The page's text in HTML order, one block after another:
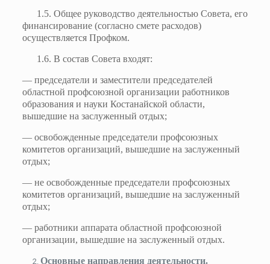
1.5. Общее руководство деятельностью Совета, его
финансирование (согласно смете расходов)
осуществляется Профком.
1.6. В состав Совета входят:
— председатели и заместители председателей
областной профсоюзной организации работников
образования и науки Костанайской области,
вышедшие на заслуженный отдых;
— освобожденные председатели профсоюзных
комитетов организаций, вышедшие на заслуженный
отдых;
— не освобожденные председатели профсоюзных
комитетов организаций, вышедшие на заслуженный
отдых;
— работники аппарата областной профсоюзной
организации, вышедшие на заслуженный отдых.
Основные направления деятельности.